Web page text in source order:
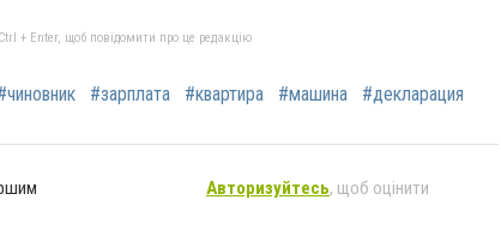
+ Enter, щоб повідомити про це редакцію
#зарплата #квартира #машина #декларация
Авторизуйтесь, щоб оцінити